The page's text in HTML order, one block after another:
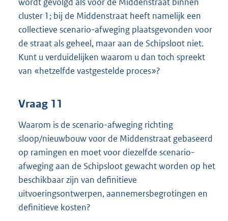
cluster 1; bij de Middenstraat heeft namelijk een
collectieve scenario-afweging plaatsgevonden voor
de straat als geheel, maar aan de Schipsloot niet.
Kunt u verduidelijken waarom u dan toch spreekt
van «hetzelfde vastgestelde proces»?
Vraag 11
Waarom is de scenario-afweging richting
sloop/nieuwbouw voor de Middenstraat gebaseerd
op ramingen en moet voor diezelfde scenario-
afweging aan de Schipsloot gewacht worden op het
beschikbaar zijn van definitieve
uitvoeringsontwerpen, aannemersbegrotingen en
definitieve kosten?